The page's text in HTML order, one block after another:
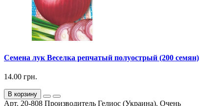
Семена лук Веселка репчатый полуострый (200 семян)
14.00 грн.
В корзину
Арт. 20-808 Производитель Гелиос (Украина). Очень